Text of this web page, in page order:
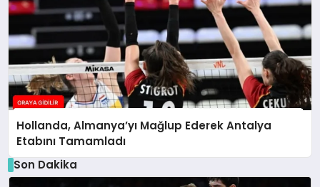
Hollanda, Almanya’yı Mağlup Ederek Antalya
Etabını Tamamladı
Son Dakika